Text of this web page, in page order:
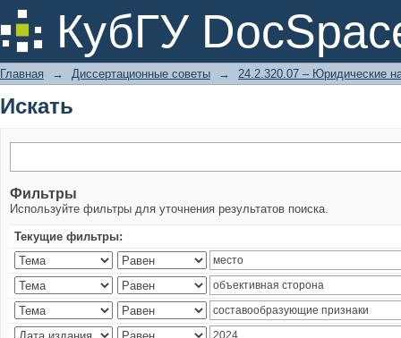
КубГУ
Искать
Главная → Диссертационные советы → 24.2.320.07 – Юридические
Искать
Фильтры
Используйте фильтры для уточнения результатов поиска.
Текущие фильтры: